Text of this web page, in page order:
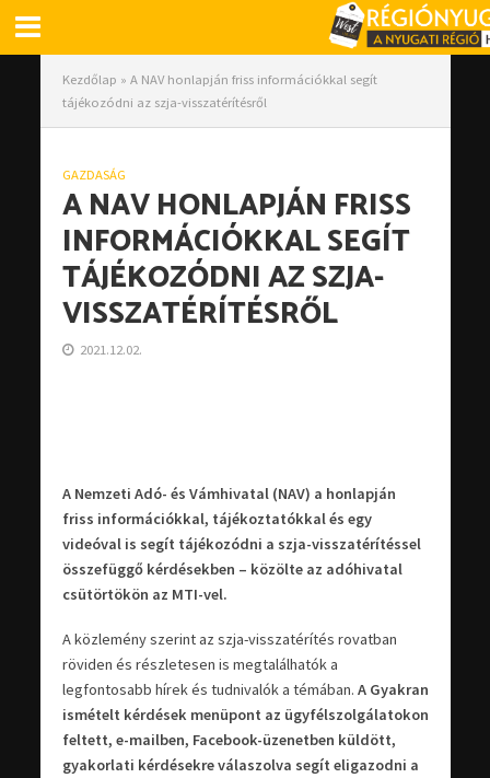
Kezdőlap » A NAV honlapján friss információkkal segít
tájékozódni az szja-visszatérítésről
GAZDASÁG
A NAV HONLAPJÁN FRISS
INFORMÁCIÓKKAL SEGÍT
TÁJÉKOZÓDNI AZ SZJA-
VISSZATÉRÍTÉSRŐL
2021.12.02.
A Nemzeti Adó- és Vámhivatal (NAV) a honlapján
friss információkkal, tájékoztatókkal és egy
videóval is segít tájékozódni a szja-visszatérítéssel
összefüggő kérdésekben – közölte az adóhivatal
csütörtökön az MTI-vel.
A közlemény szerint az szja-visszatérítés rovatban
röviden és részletesen is megtalálhatók a
legfontosabb hírek és tudnivalók a témában. A Gyakran
ismételt kérdések menüpont az ügyfélszolgálatokon
feltett, e-mailben, Facebook-üzenetben küldött,
gyakorlati kérdésekre válaszolva segít eligazodni a